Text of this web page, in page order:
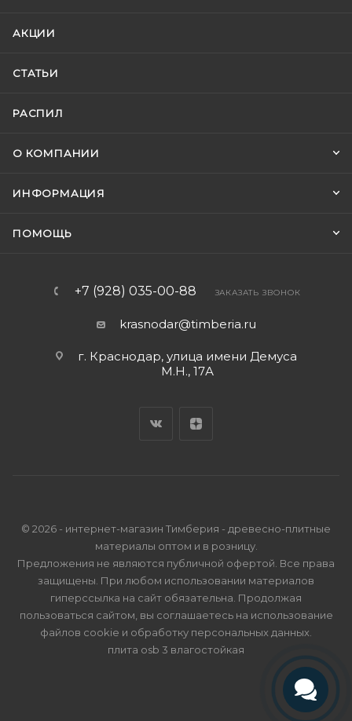
АКЦИИ
СТАТЬИ
РАСПИЛ
О КОМПАНИИ
ИНФОРМАЦИЯ
ПОМОЩЬ
+7 (928) 035-00-88 ЗАКАЗАТЬ ЗВОНОК
krasnodar@timberia.ru
г. Краснодар, улица имени Демуса
М.Н., 17А
© 2026 - интернет-магазин Тимберия - древесно-плитные
материалы оптом и в розницу.
Предложения не являются публичной офертой. Все права
защищены. При любом использовании материалов
гиперссылка на сайт обязательна. Продолжая
пользоваться сайтом, вы соглашаетесь на использование
файлов cookie и обработку персональных данных
плита osb 3 влагостойкая